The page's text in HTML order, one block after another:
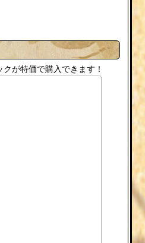
が特価で購入できます！